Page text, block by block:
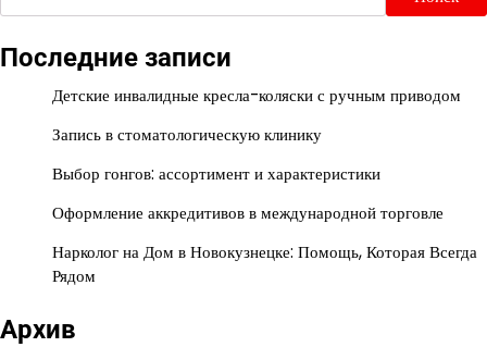
Последние записи
Детские инвалидные кресла-коляски с ручным приводом
Запись в стоматологическую клинику
Выбор гонгов: ассортимент и характеристики
Оформление аккредитивов в международной торговле
Нарколог на Дом в Новокузнецке: Помощь, Которая Всегда
Рядом
Архив